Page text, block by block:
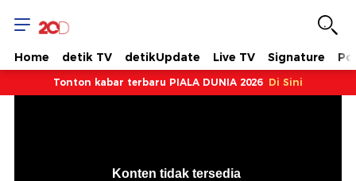
Home detik TV detikUpdate Live TV Signature
Tonton kabar terbaru PIALA DUNIA 2026 Di Sini
Konten tidak tersedia